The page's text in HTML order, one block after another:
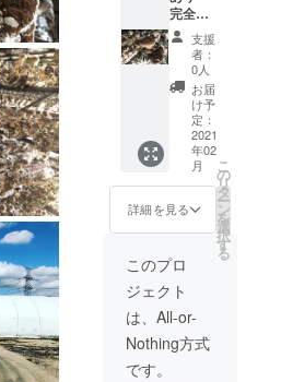
方は価
格交渉
が行わ
れる半
年後ま
で、今
回記載
価格で
販売い
たしま
す) ★可
能な限
をお届
けした
いの
で、事
前に連
絡を取
完全事
前予
約 B品
以上
納品日
指定可
能】 生
しいた
け 6kg
の発送
★プラ
ス特
典 半
年間の
今回価
格での
生しい
たけ買
取権 (ご
希望の
支援
者：
0人
お届
け予
定：
2021
年02
月
詳細を見る
こ
の
リ
タ
ー
ン
を
選
択
す
る
このプロ
ジェクト
は、All-or-
Nothing方式
です。